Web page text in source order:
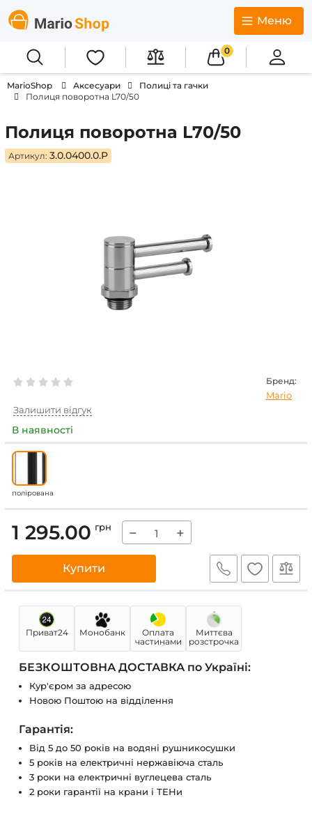
Меню
0
MarioShop Аксесуари
Полиці та гачки
Полиця поворотна L70/50
Полиця поворотна L70/50
Артикул: 3.0.0400.0.P
Бренд:
Mario
Залишити відгук
В наявності
полірована
1 295.00 грн − +
Купити
Приват24 Монобанк
Оплата
частинами
Миттєва
розстрочка
БЕЗКОШТОВНА ДОСТАВКА по Україні:
Кур'єром за адресою
Новою Поштою на відділення
Гарантія:
Від 5 до 50 років на водяні рушникосушки
5 років на електричні нержавіюча сталь
3 роки на електричні вуглецева сталь
2 роки гарантії на крани і ТЕНи